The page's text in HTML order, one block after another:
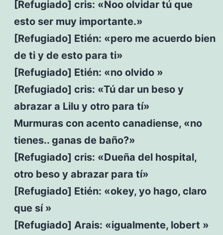
[Refugiado] cris: «Noo olvidar tú que
esto ser muy importante.»
[Refugiado] Etién: «pero me acuerdo bien
de ti y de esto para ti»
[Refugiado] Etién: «no olvido »
[Refugiado] cris: «Tú dar un beso y
abrazar a Lilu y otro para tí»
Murmuras con acento canadiense, «no
tienes.. ganas de baño?»
[Refugiado] cris: «Dueña del hospital,
otro beso y abrazar para tí»
[Refugiado] Etién: «okey, yo hago, claro
que sí »
[Refugiado] Arais: «igualmente, lobert »